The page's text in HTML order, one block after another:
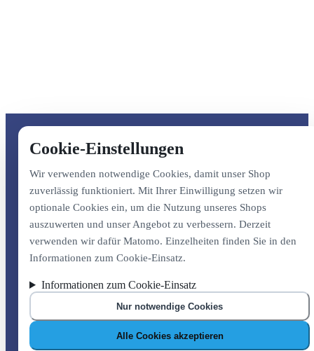
Cookie-Einstellungen
Wir verwenden notwendige Cookies, damit unser Shop
zuverlässig funktioniert. Mit Ihrer Einwilligung setzen wir
optionale Cookies ein, um die Nutzung unseres Shops
auszuwerten und unser Angebot zu verbessern. Derzeit
verwenden wir dafür Matomo. Einzelheiten finden Sie in den
Informationen zum Cookie-Einsatz.
Informationen zum Cookie-Einsatz
Nur notwendige Cookies
Alle Cookies akzeptieren